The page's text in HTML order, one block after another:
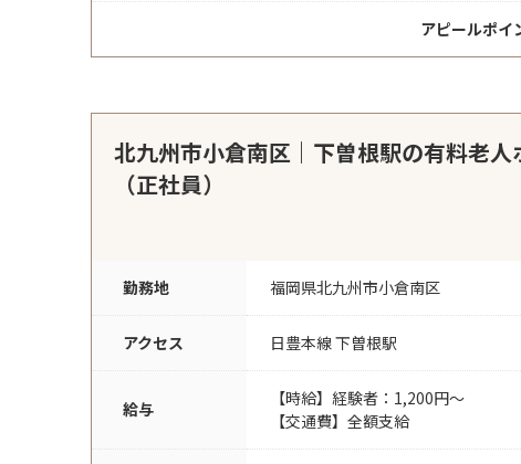
アピールポイ
北九州市小倉南区｜下曽根駅の有料老
（正社員）
勤務地 福岡県北九州市小倉南区
アクセス 日豊本線 下曽根駅
給与
【時給】経験者：1,200円～
【交通費】全額支給